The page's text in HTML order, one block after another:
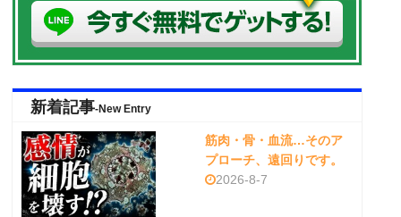
新着記事-New Entry
筋肉・骨・血流…そのア
プローチ、遠回りです。
2026-8-7